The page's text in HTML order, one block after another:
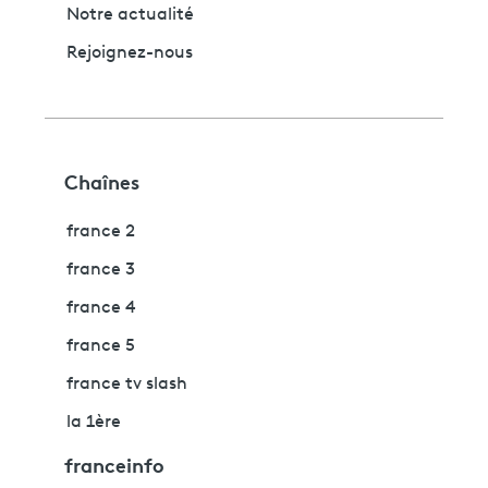
Notre actualité
Rejoignez-nous
Chaînes
france 2
france 3
france 4
france 5
france tv slash
la 1ère
franceinfo